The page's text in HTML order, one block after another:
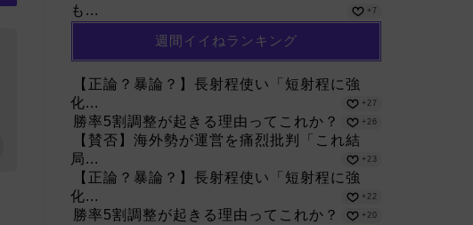
も...
+7
週間イイねランキング
【正論？暴論？】長射程使い「短射程に強
化...
+27
勝率5割調整が起きる理由ってこれか？ +26
【賛否】海外勢が運営を痛烈批判「これ結
局...
+23
【正論？暴論？】長射程使い「短射程に強
化...
+22
勝率5割調整が起きる理由ってこれか？ +20